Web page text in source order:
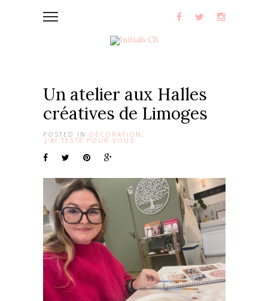
Un atelier aux Halles
créatives de Limoges
POSTED IN DÉCORATION ,
J'AI TESTÉ POUR VOUS